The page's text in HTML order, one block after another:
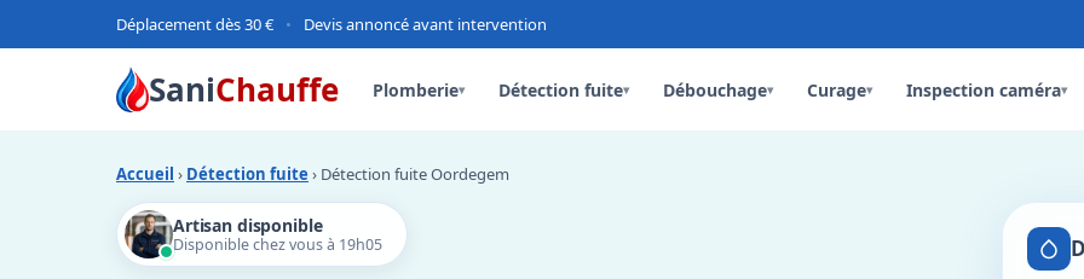
Déplacement dès 30 € • Devis annoncé avant intervention
SaniChauffe Plomberie▾ Détection fuite▾ Débouchage▾ Curage▾ Inspection caméra▾
Accueil › Détection fuite › Détection fuite Oordegem
Artisan disponible
Disponible chez vous à 19h05